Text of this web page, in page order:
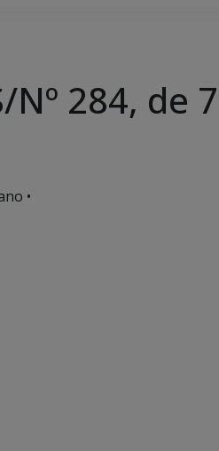
Nº 284, de
•